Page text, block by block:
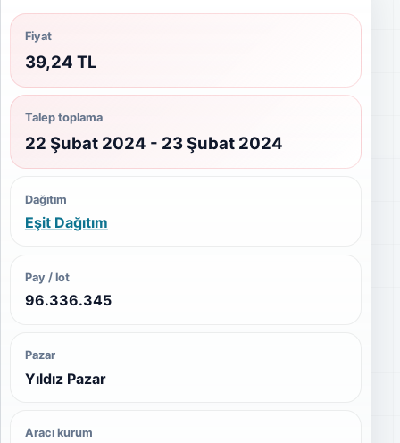
Fiyat
39,24 TL
Talep toplama
22 Şubat 2024 - 23 Şubat 2024
Dağıtım
Eşit Dağıtım
Pay / lot
96.336.345
Pazar
Yıldız Pazar
Aracı kurum